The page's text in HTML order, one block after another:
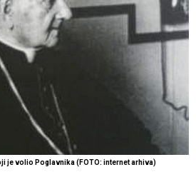
je volio Poglavnika (FOTO: internet arhiva)